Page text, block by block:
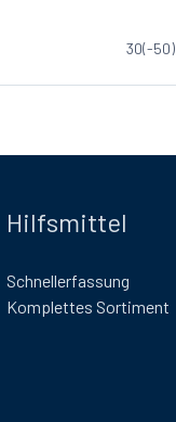
30(-50)
Hilfsmittel
Schnellerfassung
Komplettes Sortiment